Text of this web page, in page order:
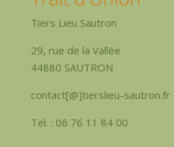
Tiers Lieu Sautron
29, rue de la Vallée
44880 SAUTRON
contact[@]tierslieu-sautron.fr
Tel. : 06 76 11 84 00